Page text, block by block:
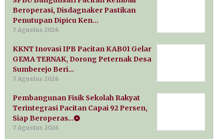
Beroperasi, Disdagnaker Pastikan
Penutupan Dipicu Ken…
7 Agustus 2026
KKNT Inovasi IPB Pacitan KAB01 Gelar
GEMA TERNAK, Dorong Peternak Desa
Sumberejo Beri…
7 Agustus 2026
Pembangunan Fisik Sekolah Rakyat
Terintegrasi Pacitan Capai 92 Persen,
Siap Beroperas…
7 Agustus 2026